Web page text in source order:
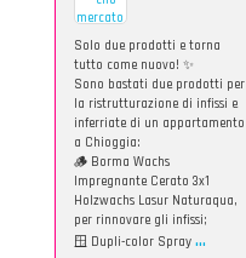
Solo due prodotti e torna
tutto come nuovo! ✨
Sono bastati due prodotti per
la ristrutturazione di infissi e
inferriate di un appartamento
a Chioggia:
🪵 Borma Wachs
Impregnante Cerato 3x1
Holzwachs Lasur Naturaqua,
per rinnovare gli infissi;
🪟 Dupli-color Spray ...